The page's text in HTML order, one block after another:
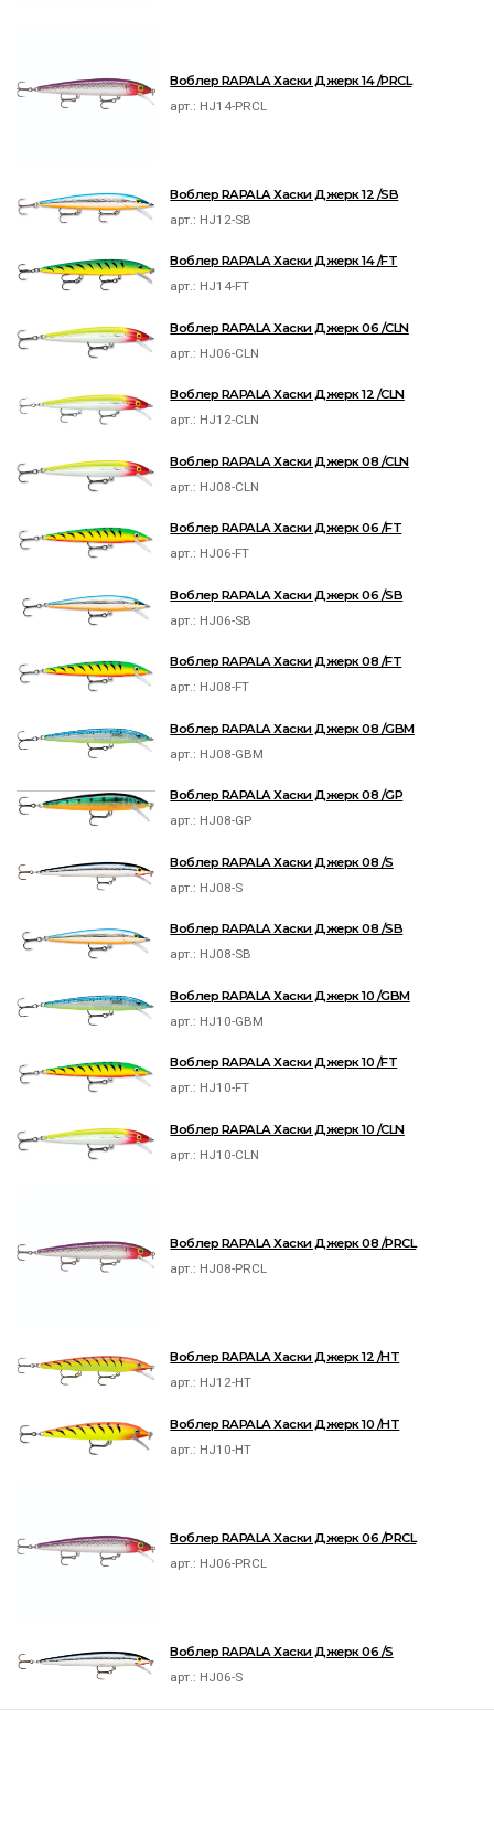
Воблер RAPALA Хаски Джерк 14 /PRCL
арт.: HJ14-PRCL
Воблер RAPALA Хаски Джерк 12 /SB
арт.: HJ12-SB
Воблер RAPALA Хаски Джерк 14 /FT
арт.: HJ14-FT
Воблер RAPALA Хаски Джерк 06 /CLN
арт.: HJ06-CLN
Воблер RAPALA Хаски Джерк 12 /CLN
арт.: HJ12-CLN
Воблер RAPALA Хаски Джерк 08 /CLN
арт.: HJ08-CLN
Воблер RAPALA Хаски Джерк 06 /FT
арт.: HJ06-FT
Воблер RAPALA Хаски Джерк 06 /SB
арт.: HJ06-SB
Воблер RAPALA Хаски Джерк 08 /FT
арт.: HJ08-FT
Воблер RAPALA Хаски Джерк 08 /GBM
арт.: HJ08-GBM
Воблер RAPALA Хаски Джерк 08 /GP
арт.: HJ08-GP
Воблер RAPALA Хаски Джерк 08 /S
арт.: HJ08-S
Воблер RAPALA Хаски Джерк 08 /SB
арт.: HJ08-SB
Воблер RAPALA Хаски Джерк 10 /GBM
арт.: HJ10-GBM
Воблер RAPALA Хаски Джерк 10 /FT
арт.: HJ10-FT
Воблер RAPALA Хаски Джерк 10 /CLN
арт.: HJ10-CLN
Воблер RAPALA Хаски Джерк 08 /PRCL
арт.: HJ08-PRCL
Воблер RAPALA Хаски Джерк 12 /HT
арт.: HJ12-HT
Воблер RAPALA Хаски Джерк 10 /HT
арт.: HJ10-HT
Воблер RAPALA Хаски Джерк 06 /PRCL
арт.: HJ06-PRCL
Воблер RAPALA Хаски Джерк 06 /S
арт.: HJ06-S